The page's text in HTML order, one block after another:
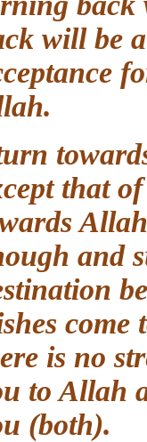
back will
Allah.
I turn
except
towards
enough
destination
wishes
there is no
you to
you (both).